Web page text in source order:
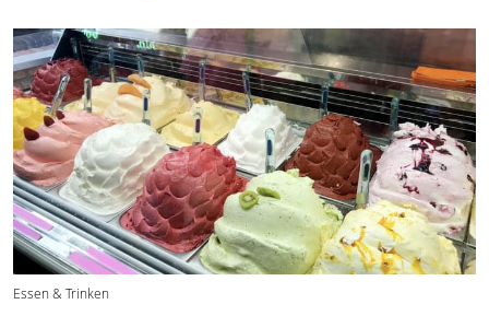
Essen & Trinken